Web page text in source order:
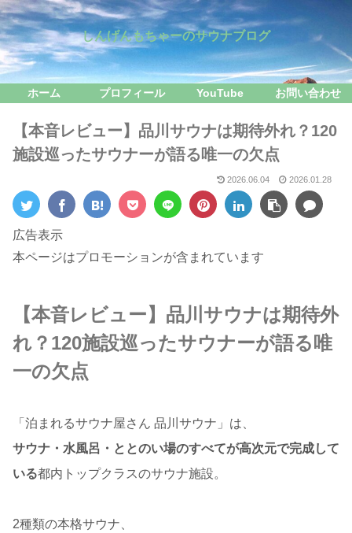
しんげんもちゃーのサウナブログ
ホーム プロフィール YouTube お問い合わせ
【本音レビュー】品川サウナは期待外れ？120
施設巡ったサウナーが語る唯一の欠点
2026.06.04 2026.01.28
広告表示
本ページはプロモーションが含まれています
【本音レビュー】品川サウナは期待外
れ？120施設巡ったサウナーが語る唯
一の欠点
「泊まれるサウナ屋さん 品川サウナ」は、
サウナ・水風呂・ととのい場のすべてが高次元で完成して
いる都内トップクラスのサウナ施設。
2種類の本格サウナ、